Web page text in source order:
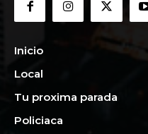
Inicio
Local
Tu proxima parada
Policiaca